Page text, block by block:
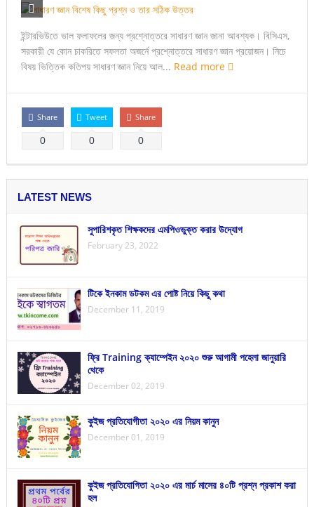
ইন্টারভিউতে ভাল ফলাফলের জন্য প্রশ্নোত্তরে সাধারণ জ্ঞান জানা আবশ্যক। বিসিএস,
সরকারী যে কোন চাকরিতে সফলতা অজর্নে প্রশ্নোত্তরে সাধারণ জ্ঞান প্রয়োজন। নিচে
বিষয় ভিত্তিক কতিপয় সাধারণ জ্ঞান নিয়ে আল... Read more
Share
0
Tweet
0
Share
0
LATEST NEWS
সুপারিশকৃত শিক্ষকদের এমপিওভুক্ত করার উদ্যোগ
February 23, 2022
টিকে ইনকাম ডটকম এর পোষ্ট নিয়ে কিছু কথা
December 11, 2019
ফ্রি Training ক্যাম্পেইন ২০২০ শুরু আগামী পহেলা জানুয়ারি
থেকে
December 02, 2019
কুইজ প্রতিযোগীতা ২০২০ এর নিয়ম কানুন
December 01, 2019
কুইজ প্রতিযোগিতা ২০২০ এর মার্চ মাসের ৪০টি প্রশ্ন প্রকাশ করা
হল